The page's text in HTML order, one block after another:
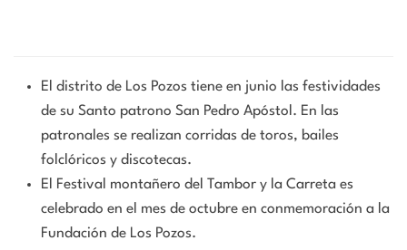
El distrito de Los Pozos tiene en junio las festividades
de su Santo patrono San Pedro Apóstol. En las
patronales se realizan corridas de toros, bailes
folclóricos y discotecas.
El Festival montañero del Tambor y la Carreta es
celebrado en el mes de octubre en conmemoración a la
Fundación de Los Pozos.